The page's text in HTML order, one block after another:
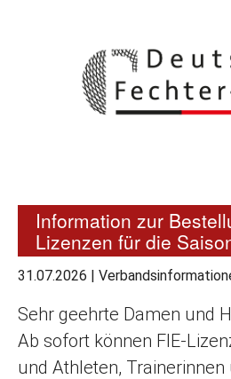
Information zur
Lizenzen für die
31.07.2026 |
Sehr geehrte Damen und
Ab sofort können FIE-
und Athleten, Trainerinnen